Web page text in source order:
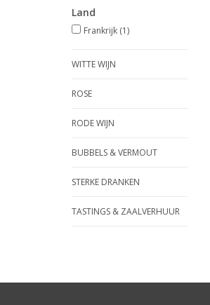
Land
Frankrijk (1)
WITTE WIJN
ROSE
RODE WIJN
BUBBELS & VERMOUT
STERKE DRANKEN
TASTINGS & ZAALVERHUUR